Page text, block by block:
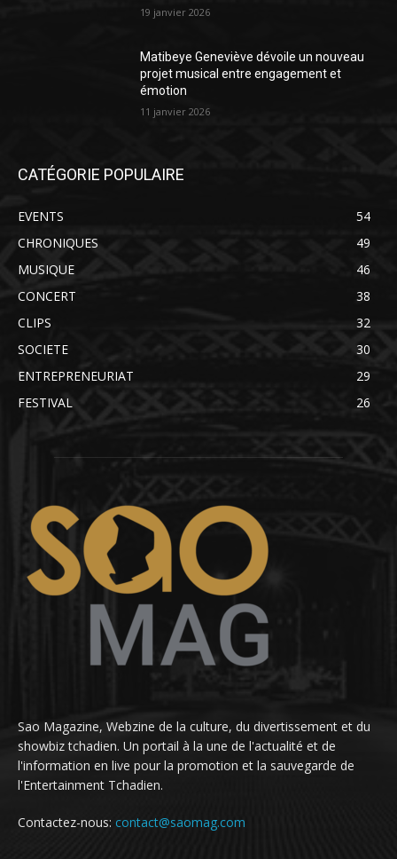
19 janvier 2026
Matibeye Geneviève dévoile un nouveau
projet musical entre engagement et
émotion
11 janvier 2026
CATÉGORIE POPULAIRE
EVENTS
54
CHRONIQUES
49
MUSIQUE
46
CONCERT
38
CLIPS
32
SOCIETE
30
ENTREPRENEURIAT
29
FESTIVAL
26
Sao Magazine, Webzine de la culture, du divertissement et du
showbiz tchadien. Un portail à la une de l'actualité et de
l'information en live pour la promotion et la sauvegarde de
l'Entertainment Tchadien.
Contactez-nous: contact@saomag.com